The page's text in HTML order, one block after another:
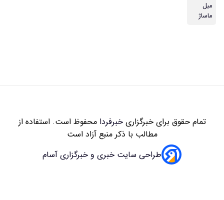
مبل
ماساژ
تمام حقوق برای خبرگزاریخبرفردامحفوظ است. استفاده از
مطالب با ذکر منبع آزاد است
طراحی سایت خبری و خبرگزاری آسام